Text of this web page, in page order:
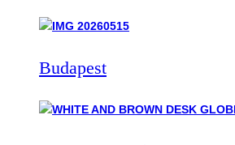
Budapest